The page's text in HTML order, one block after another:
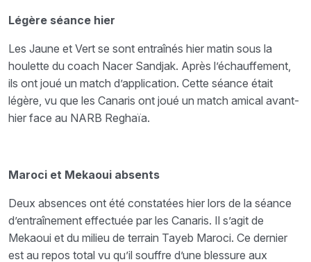
Légère séance hier
Les Jaune et Vert se sont entraînés hier matin sous la
houlette du coach Nacer Sandjak. Après l’échauffement,
ils ont joué un match d’application. Cette séance était
légère, vu que les Canaris ont joué un match amical avant-
hier face au NARB Reghaïa.
Maroci et Mekaoui absents
Deux absences ont été constatées hier lors de la séance
d’entraînement effectuée par les Canaris. Il s’agit de
Mekaoui et du milieu de terrain Tayeb Maroci. Ce dernier
est au repos total vu qu’il souffre d’une blessure aux